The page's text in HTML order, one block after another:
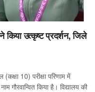
उत्कृष्ट प्रदर्शन, जिले
10) परीक्षा परिणाम में
गौरवान्वित किया है। विद्यालय की